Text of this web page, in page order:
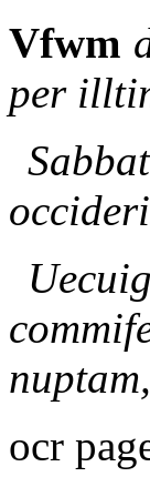
Vfwm
per
ocr